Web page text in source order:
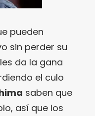
pueden
sin perder su
da la gana
el culo
saben que
así que los